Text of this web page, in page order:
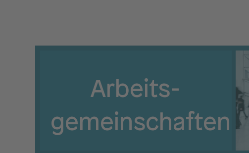
Arbeits­
gemeinschaften